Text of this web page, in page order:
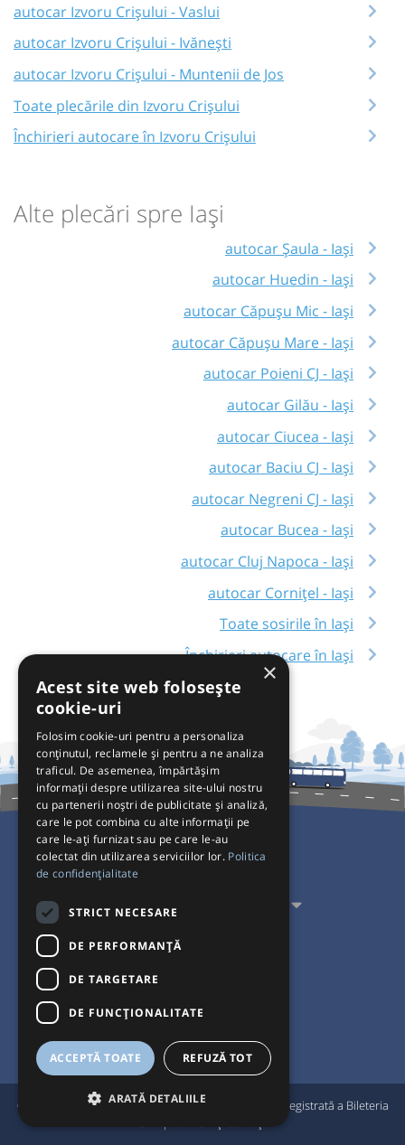
autocar Izvoru Crișului - Vaslui
autocar Izvoru Crișului - Ivănești
autocar Izvoru Crișului - Muntenii de Jos
Toate plecările din Izvoru Crișului
Închirieri autocare în Izvoru Crișului
Alte plecări spre Iași
autocar Șaula - Iași
autocar Huedin - Iași
autocar Căpușu Mic - Iași
autocar Căpușu Mare - Iași
autocar Poieni CJ - Iași
autocar Gilău - Iași
autocar Ciucea - Iași
autocar Baciu CJ - Iași
autocar Negreni CJ - Iași
autocar Bucea - Iași
autocar Cluj Napoca - Iași
autocar Cornițel - Iași
Toate sosirile în Iași
Închirieri autocare în Iași
Pentru Călători
Pentru Transportatori
Interacționăm
Acceptăm plăți cu
© Bileteria 2004-2026 | Autogari.RO®
este marcă înregistrată a Bileteria
×
Acest site web folosește
cookie-uri
Folosim cookie-uri pentru a personaliza
conținutul, reclamele și pentru a ne analiza
traficul. De asemenea, împărtășim
informații despre utilizarea site-ului nostru
cu partenerii noștri de publicitate și analiză,
care le pot combina cu alte informații pe
care le-ați furnizat sau pe care le-au
colectat din utilizarea serviciilor lor. Politica
de confidențialitate
STRICT NECESARE
DE PERFORMANȚĂ
DE TARGETARE
DE FUNCŢIONALITATE
ACCEPTĂ TOATE REFUZĂ TOT
ARATĂ DETALIILE